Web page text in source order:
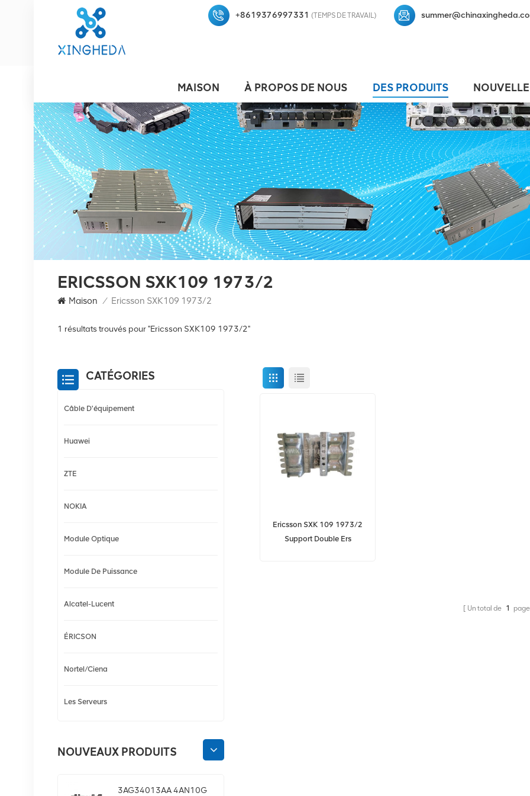
+8619376997331 (TEMPS DE TRAVAIL)
MAISON À PROPOS DE NOUS DES PRODUITS
ERICSSON SXK109 1973/2
Maison / Ericsson SXK109 1973/2
1 résultats trouvés pour "Ericsson SXK109 1973/2"
Ericsson SXK 109 1973/2
Support Double Ers
Un total de 1
CATÉGORIES
Câble D'équipement
Huawei
ZTE
NOKIA
Module Optique
Module De Puissance
Alcatel-Lucent
ÉRICSON
Nortel/Ciena
Les Serveurs
NOUVEAUX PRODUITS
3AG34013AA 4AN10G